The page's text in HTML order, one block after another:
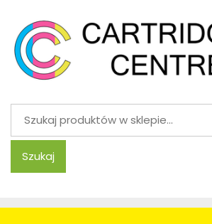
Szukaj:
Szukaj